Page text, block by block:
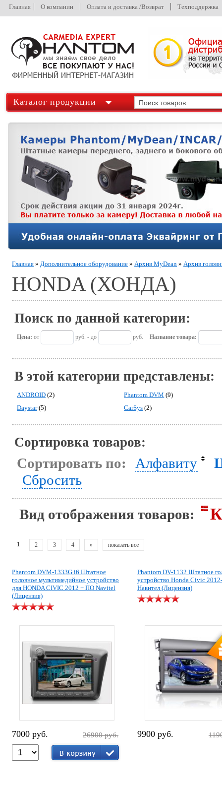
Главная О компании Оплата и доставка /Возврат Техподдержка
Каталог продукции
Главная » Дополнительное оборудование » Архив MyDean » Архив
HONDA (ХОНДА)
Поиск по данной категории:
Цена: от руб. - до руб. Название товара:
В этой категории представлены:
ANDROID (2) Phantom DVM (9)
Daystar(5) CarSys (2)
Сортировка товаров:
Сортировать по: Алфавиту
Сбросить
Вид отображения товаров:
1 2 3 4 » показать все
Phantom DVM-1333G i6 Штатное
головное мультимедийное устройство
для HONDA CIVIC 2012 + ПО Navitel
(Лицензия)
7000 руб. 26900 руб.
Phantom DV-1132 Штатное
устройство Honda Civic
Навител (Лицензия)
9900 руб.